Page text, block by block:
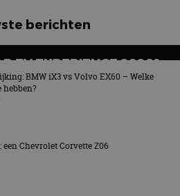
berichten
EV EXPERIENCE 2026?
24 tot 26 september
BMW iX3 vs Volvo EX60 – Welke
hebben?
een Chevrolet Corvette Z06